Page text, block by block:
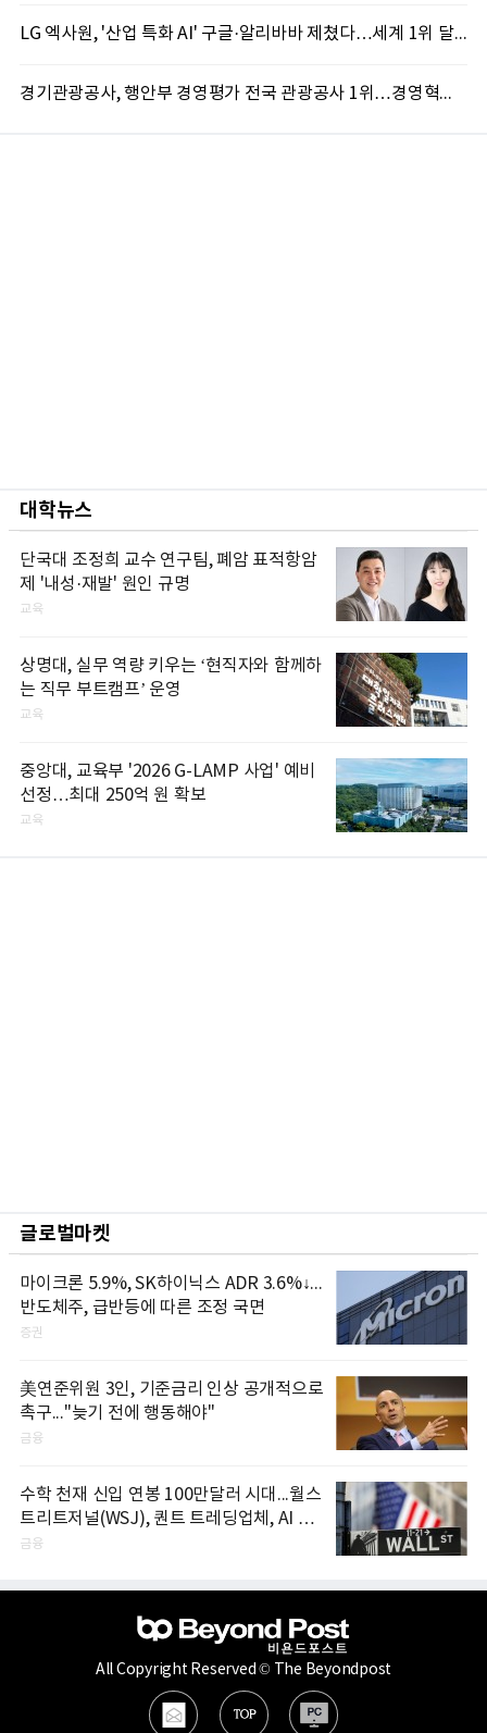
LG 엑사원, '산업 특화 AI' 구글·알리바바 제쳤다…세계 1위 달성
경기관광공사, 행안부 경영평가 전국 관광공사 1위…경영혁신 성과 인정
대학뉴스
단국대 조정희 교수 연구팀, 폐암 표적항암
제 '내성·재발' 원인 규명
교육
상명대, 실무 역량 키우는 ‘현직자와 함께하
는 직무 부트캠프’ 운영
교육
중앙대, 교육부 '2026 G-LAMP 사업' 예비
선정…최대 250억 원 확보
교육
글로벌마켓
마이크론 5.9%, SK하이닉스 ADR 3.6%↓...
반도체주, 급반등에 따른 조정 국면
증권
美연준위원 3인, 기준금리 인상 공개적으로
촉구..."늦기 전에 행동해야"
금융
수학 천재 신입 연봉 100만달러 시대...월스
트리트저널(WSJ), 퀀트 트레딩업체, AI 기
업들 인재 확보 경쟁
금융
All Copyright Reserved © The Beyondpost